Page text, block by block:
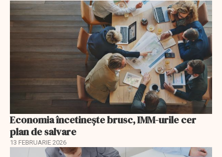
Economia încetinește brusc, IMM-urile cer
plan de salvare
13 FEBRUARIE 2026